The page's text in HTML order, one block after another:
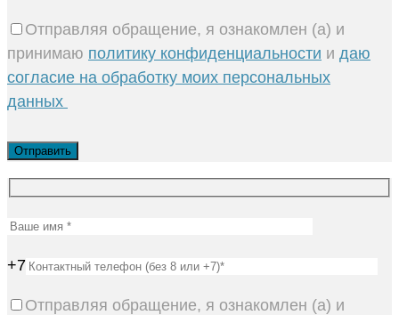
Отправляя обращение, я ознакомлен (а) и
принимаю политику конфиденциальности и даю
согласие на обработку моих персональных
данных
+7
Отправляя обращение, я ознакомлен (а) и